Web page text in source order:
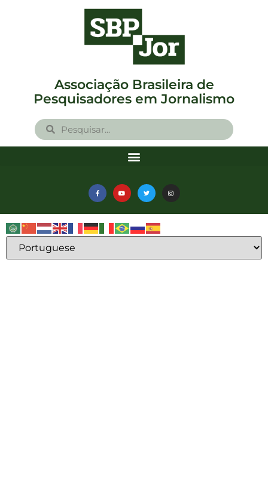
Associação Brasileira de
Pesquisadores em Jornalismo